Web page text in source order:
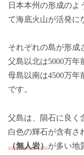
日本本州の形成のよ
て海底火山が活発に
それぞれの島が形成
父島以北は5000万年
母島以南は4500万年
です。
父島は、隕石に良く
白色の輝石が含有さ
（無人岩）が多い地